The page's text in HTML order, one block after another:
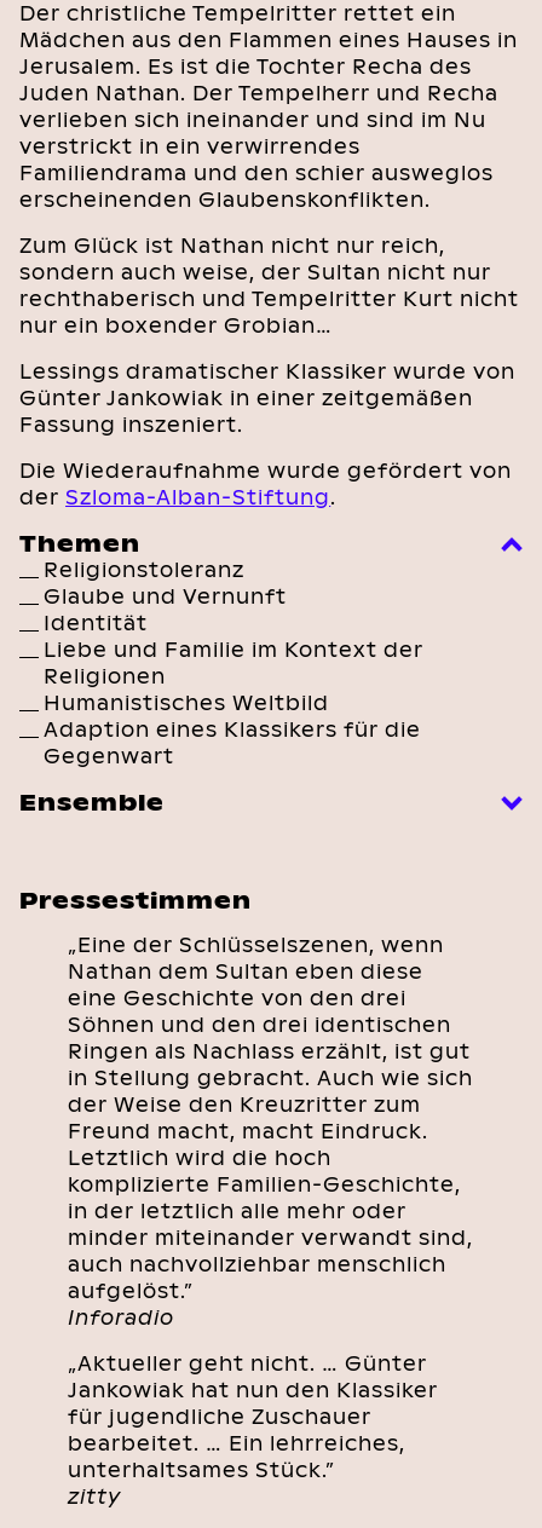
Der christliche Tempelritter rettet ein
Mädchen aus den Flammen eines Hauses in
Jerusalem. Es ist die Tochter Recha des
Juden Nathan. Der Tempelherr und Recha
verlieben sich ineinander und sind im Nu
verstrickt in ein verwirrendes
Familiendrama und den schier ausweglos
erscheinenden Glaubenskonflikten.
Zum Glück ist Nathan nicht nur reich,
sondern auch weise, der Sultan nicht nur
rechthaberisch und Tempelritter Kurt nicht
nur ein boxender Grobian…
Lessings dramatischer Klassiker wurde von
Günter Jankowiak in einer zeitgemäßen
Fassung inszeniert.
Die Wiederaufnahme wurde gefördert von
der Szloma-Alban-Stiftung.
Themen
Religionstoleranz
Glaube und Vernunft
Identität
Liebe und Familie im Kontext der
Religionen
Humanistisches Weltbild
Adaption eines Klassikers für die
Gegenwart
Ensemble
Pressestimmen
„Eine der Schlüsselszenen, wenn
Nathan dem Sultan eben diese
eine Geschichte von den drei
Söhnen und den drei identischen
Ringen als Nachlass erzählt, ist gut
in Stellung gebracht. Auch wie sich
der Weise den Kreuzritter zum
Freund macht, macht Eindruck.
Letztlich wird die hoch
komplizierte Familien-Geschichte,
in der letztlich alle mehr oder
minder miteinander verwandt sind,
auch nachvollziehbar menschlich
aufgelöst.”
Inforadio
„Aktueller geht nicht. … Günter
Jankowiak hat nun den Klassiker
für jugendliche Zuschauer
bearbeitet. … Ein lehrreiches,
unterhaltsames Stück.”
zitty